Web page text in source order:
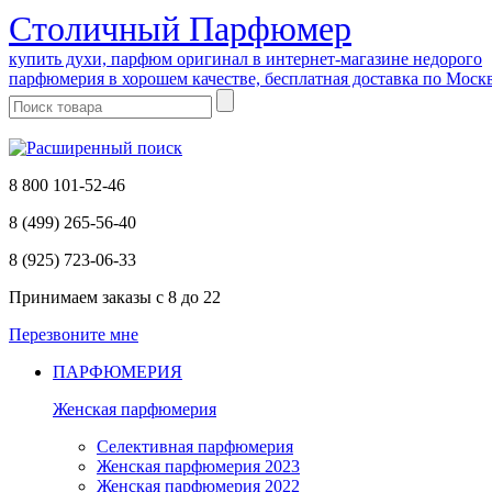
Cтоличный Парфюмер
купить духи, парфюм оригинал в интернет-магазине недорого
парфюмерия в хорошем качестве, бесплатная доставка по
8 800 101-52-46
8 (499) 265-56-40
8 (925) 723-06-33
Принимаем заказы с 8 до 22
Перезвоните мне
ПАРФЮМЕРИЯ
Женская парфюмерия
Селективная парфюмерия
Женская парфюмерия 2023
Женская парфюмерия 2022